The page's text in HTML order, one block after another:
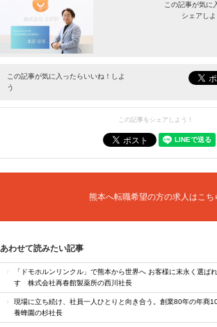
この記事が気に
シェアしよ
最新情報をお届
この記事が気に入ったらいいね！しよ
う
この記事をシェアしよう！
熊本へ転職希望の方の求人はこち
あわせて読みたい記事
「ドモホルンリンクル」で熊本から世界へ お客様に末永く選ば
す 株式会社再春館製薬所の西川社長
現場に立ち続け、社員一人ひとりと向き合う。創業80年の年商
養蜂園の杉社長